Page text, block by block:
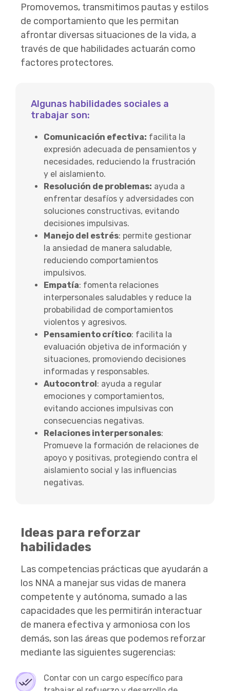
Promovemos, transmitimos pautas y estilos
de comportamiento que les permitan
afrontar diversas situaciones de la vida, a
través de que habilidades actuarán como
factores protectores.
Algunas habilidades sociales a
trabajar son:
Comunicación efectiva: facilita la
expresión adecuada de pensamientos y
necesidades, reduciendo la frustración
y el aislamiento.
Resolución de problemas: ayuda a
enfrentar desafíos y adversidades con
soluciones constructivas, evitando
decisiones impulsivas.
Manejo del estrés: permite gestionar
la ansiedad de manera saludable,
reduciendo comportamientos
impulsivos.
Empatía: fomenta relaciones
interpersonales saludables y reduce la
probabilidad de comportamientos
violentos y agresivos.
Pensamiento crítico: facilita la
evaluación objetiva de información y
situaciones, promoviendo decisiones
informadas y responsables.
Autocontrol: ayuda a regular
emociones y comportamientos,
evitando acciones impulsivas con
consecuencias negativas.
Relaciones interpersonales:
Promueve la formación de relaciones de
apoyo y positivas, protegiendo contra el
aislamiento social y las influencias
negativas.
Ideas para reforzar
habilidades
Las competencias prácticas que ayudarán a
los NNA a manejar sus vidas de manera
competente y autónoma, sumado a las
capacidades que les permitirán interactuar
de manera efectiva y armoniosa con los
demás, son las áreas que podemos reforzar
mediante las siguientes sugerencias:
Contar con un cargo específico para